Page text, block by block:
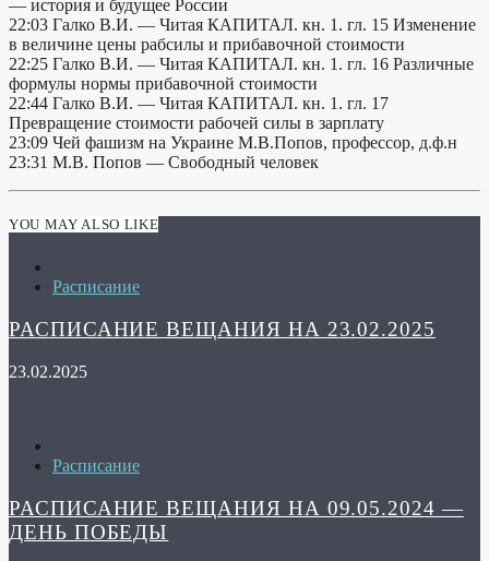
— история и будущее России
22:03 Галко В.И. — Читая КАПИТАЛ. кн. 1. гл. 15 Изменение
в величине цены рабсилы и прибавочной стоимости
22:25 Галко В.И. — Читая КАПИТАЛ. кн. 1. гл. 16 Различные
формулы нормы прибавочной стоимости
22:44 Галко В.И. — Читая КАПИТАЛ. кн. 1. гл. 17
Превращение стоимости рабочей силы в зарплату
23:09 Чей фашизм на Украине М.В.Попов, профессор, д.ф.н
23:31 М.В. Попов — Свободный человек
YOU MAY ALSO LIKE
Расписание
РАСПИСАНИЕ ВЕЩАНИЯ НА 23.02.2025
23.02.2025
Расписание
РАСПИСАНИЕ ВЕЩАНИЯ НА 09.05.2024 —
ДЕНЬ ПОБЕДЫ